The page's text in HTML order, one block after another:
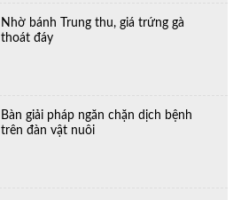
Nhờ bánh Trung thu, giá trứng gà
thoát đáy
Bàn giải pháp ngăn chặn dịch bệnh
trên đàn vật nuôi